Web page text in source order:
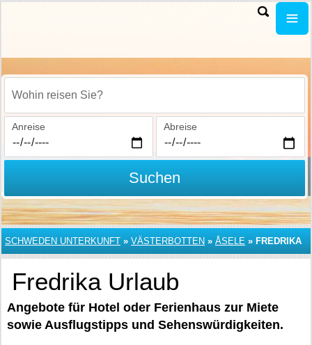
Wohin reisen Sie?
Anreise Abreise
Suchen
SCHWEDEN UNTERKUNFT » VÄSTERBOTTEN » ÅSELE » FREDRIKA
Fredrika Urlaub
Angebote für Hotel oder Ferienhaus zur Miete
sowie Ausflugstipps und Sehenswürdigkeiten.